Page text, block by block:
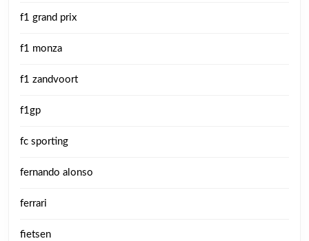
f1 grand prix
f1 monza
f1 zandvoort
f1gp
fc sporting
fernando alonso
ferrari
fietsen